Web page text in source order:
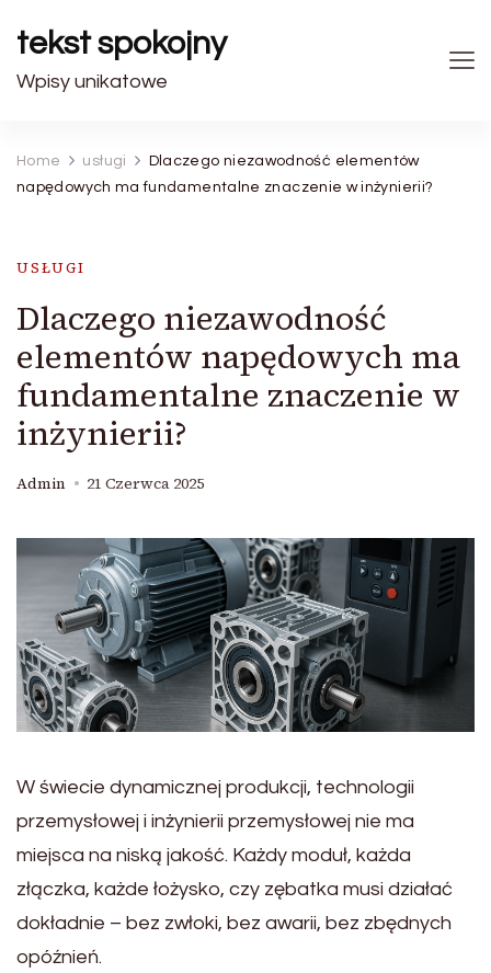
tekst spokojny
Wpisy unikatowe
Home usługi
Dlaczego niezawodność elementów
napędowych ma fundamentalne znaczenie w inżynierii?
USŁUGI
Dlaczego niezawodność
elementów napędowych ma
fundamentalne znaczenie w
inżynierii?
Admin 21 Czerwca 2025
W świecie dynamicznej produkcji, technologii
przemysłowej i inżynierii przemysłowej nie ma
miejsca na niską jakość. Każdy moduł, każda
złączka, każde łożysko, czy zębatka musi działać
dokładnie – bez zwłoki, bez awarii, bez zbędnych
opóźnień.